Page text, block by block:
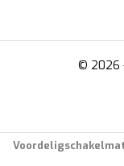
© 2026